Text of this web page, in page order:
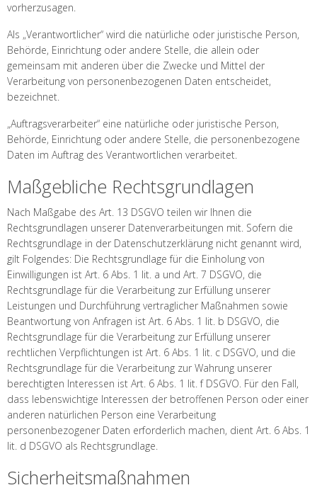
vorherzusagen.
Als „Verantwortlicher“ wird die natürliche oder juristische Person,
Behörde, Einrichtung oder andere Stelle, die allein oder
gemeinsam mit anderen über die Zwecke und Mittel der
Verarbeitung von personenbezogenen Daten entscheidet,
bezeichnet.
„Auftragsverarbeiter“ eine natürliche oder juristische Person,
Behörde, Einrichtung oder andere Stelle, die personenbezogene
Daten im Auftrag des Verantwortlichen verarbeitet.
Maßgebliche Rechtsgrundlagen
Nach Maßgabe des Art. 13 DSGVO teilen wir Ihnen die
Rechtsgrundlagen unserer Datenverarbeitungen mit. Sofern die
Rechtsgrundlage in der Datenschutzerklärung nicht genannt wird,
gilt Folgendes: Die Rechtsgrundlage für die Einholung von
Einwilligungen ist Art. 6 Abs. 1 lit. a und Art. 7 DSGVO, die
Rechtsgrundlage für die Verarbeitung zur Erfüllung unserer
Leistungen und Durchführung vertraglicher Maßnahmen sowie
Beantwortung von Anfragen ist Art. 6 Abs. 1 lit. b DSGVO, die
Rechtsgrundlage für die Verarbeitung zur Erfüllung unserer
rechtlichen Verpflichtungen ist Art. 6 Abs. 1 lit. c DSGVO, und die
Rechtsgrundlage für die Verarbeitung zur Wahrung unserer
berechtigten Interessen ist Art. 6 Abs. 1 lit. f DSGVO. Für den Fall,
dass lebenswichtige Interessen der betroffenen Person oder einer
anderen natürlichen Person eine Verarbeitung
personenbezogener Daten erforderlich machen, dient Art. 6 Abs. 1
lit. d DSGVO als Rechtsgrundlage.
Sicherheitsmaßnahmen